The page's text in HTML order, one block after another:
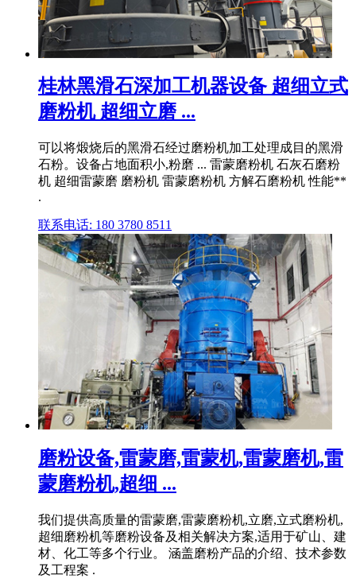
桂林黑滑石深加工机器设备 超细立式
磨粉机 超细立磨 ...
可以将煅烧后的黑滑石经过磨粉机加工处理成目的黑滑
石粉。设备占地面积小,粉磨 ... 雷蒙磨粉机 石灰石磨粉
机 超细雷蒙磨 磨粉机 雷蒙磨粉机 方解石磨粉机 性能**
.
联系电话: 180 3780 8511
磨粉设备,雷蒙磨,雷蒙机,雷蒙磨机,雷
蒙磨粉机,超细 ...
我们提供高质量的雷蒙磨,雷蒙磨粉机,立磨,立式磨粉机,
超细磨粉机等磨粉设备及相关解决方案,适用于矿山、建
材、化工等多个行业。 涵盖磨粉产品的介绍、技术参数
及工程案 .